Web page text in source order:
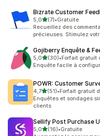
Bizrate Customer
5,0étoile(s) sur 5
(7)
7 avis au total
•Gratuite
Recueillez des
précieuses. Stimulez
Gojiberry Enquête &
5,0étoile(s) sur 5
(30)
30 avis au total
•Forfait gratuit
Enquête facile à
POWR: Customer
4,7étoile(s) sur 5
(51)
51 avis au total
•Forfait gratuit
Enquêtes et sondages
clients
Sellify Post Purchase
5,0étoile(s) sur 5
(16)
16 avis au total
•Gratuite